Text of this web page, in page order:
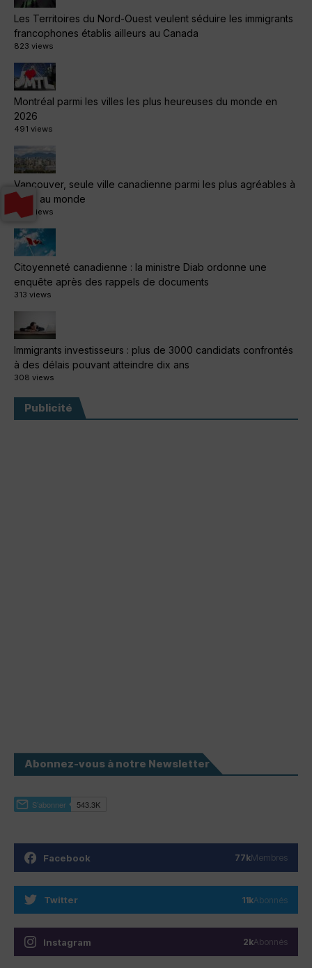
Les Territoires du Nord-Ouest veulent séduire les immigrants
francophones établis ailleurs au Canada
823 views
Montréal parmi les villes les plus heureuses du monde en
2026
491 views
Vancouver, seule ville canadienne parmi les plus agréables à
vivre au monde
479 views
Citoyenneté canadienne : la ministre Diab ordonne une
enquête après des rappels de documents
313 views
Immigrants investisseurs : plus de 3000 candidats confrontés
à des délais pouvant atteindre dix ans
308 views
Publicité
Abonnez-vous à notre Newsletter
Facebook 77kMembres
Twitter 11kAbonnés
Instagram 2kAbonnés